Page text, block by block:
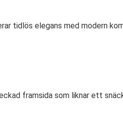
tidlös elegans med modern
framsida som liknar ett